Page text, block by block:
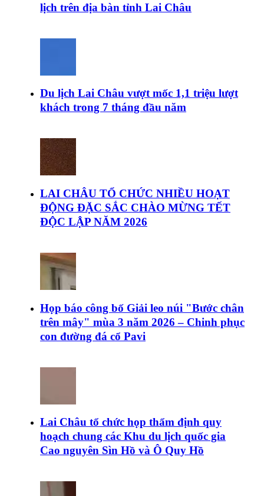
lịch trên địa bàn tỉnh Lai Châu
Du lịch Lai Châu vượt mốc 1,1 triệu lượt
khách trong 7 tháng đầu năm
LAI CHÂU TỔ CHỨC NHIỀU HOẠT
ĐỘNG ĐẶC SẮC CHÀO MỪNG TẾT
ĐỘC LẬP NĂM 2026
Họp báo công bố Giải leo núi "Bước chân
trên mây" mùa 3 năm 2026 – Chinh phục
con đường đá cổ Pavi
Lai Châu tổ chức họp thẩm định quy
hoạch chung các Khu du lịch quốc gia
Cao nguyên Sìn Hồ và Ô Quy Hồ